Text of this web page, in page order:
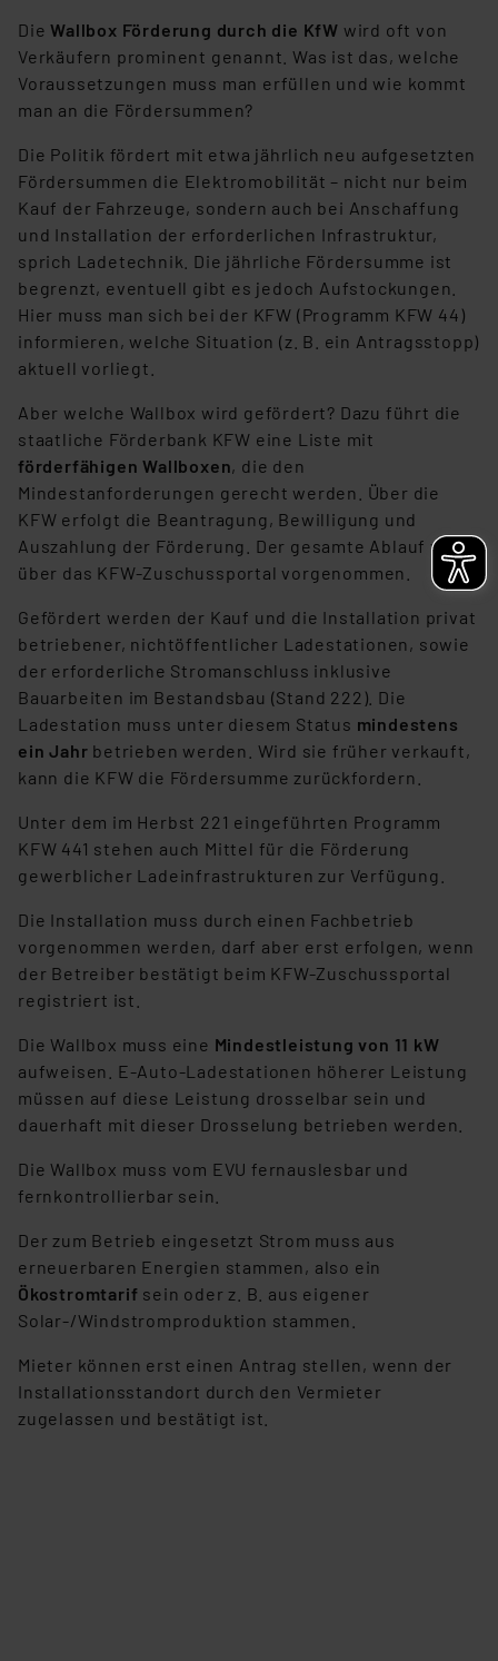
DieWallbox Förderung durch die KfW wird oft von
Verkäufern prominent genannt. Was ist das, welche
Voraussetzungen muss man erfüllen und wie kommt
man an die Fördersummen?
Die Politik fördert mit etwa jährlich neu aufgesetzten
Fördersummen die Elektromobilität – nicht nur beim
Kauf der Fahrzeuge, sondern auch bei Anschaffung
und Installation der erforderlichen Infrastruktur,
sprich Ladetechnik. Die jährliche Fördersumme ist
begrenzt, eventuell gibt es jedoch Aufstockungen.
Hier muss man sich bei der KFW (Programm KFW 44)
informieren, welche Situation (z. B. ein Antragsstopp)
aktuell vorliegt.
Aber welche Wallbox wird gefördert? Dazu führt die
staatliche Förderbank KFW eine Liste mit
förderfähigen Wallboxen, die den
Mindestanforderungen gerecht werden. Über die
KFW erfolgt die Beantragung, Bewilligung und
Auszahlung der Förderung. Der gesamte Ablauf wird
über das KFW-Zuschussportal vorgenommen.
Gefördert werden der Kauf und die Installation privat
betriebener, nichtöffentlicher Ladestationen, sowie
der erforderliche Stromanschluss inklusive
Bauarbeiten im Bestandsbau (Stand 222). Die
Ladestation muss unter diesem Status mindestens
ein Jahr betrieben werden. Wird sie früher verkauft,
kann die KFW die Fördersumme zurückfordern.
Unter dem im Herbst 221 eingeführten Programm
KFW 441 stehen auch Mittel für die Förderung
gewerblicher Ladeinfrastrukturen zur Verfügung.
Die Installation muss durch einen Fachbetrieb
vorgenommen werden, darf aber erst erfolgen, wenn
der Betreiber bestätigt beim KFW-Zuschussportal
registriert ist.
Die Wallbox muss eine Mindestleistung von 11 kW
aufweisen. E-Auto-Ladestationen höherer Leistung
müssen auf diese Leistung drosselbar sein und
dauerhaft mit dieser Drosselung betrieben werden.
Die Wallbox muss vom EVU fernauslesbar und
fernkontrollierbar sein.
Der zum Betrieb eingesetzt Strom muss aus
erneuerbaren Energien stammen, also ein
Ökostromtarif sein oder z. B. aus eigener
Solar-/Windstromproduktion stammen.
Mieter können erst einen Antrag stellen, wenn der
Installationsstandort durch den Vermieter
zugelassen und bestätigt ist.